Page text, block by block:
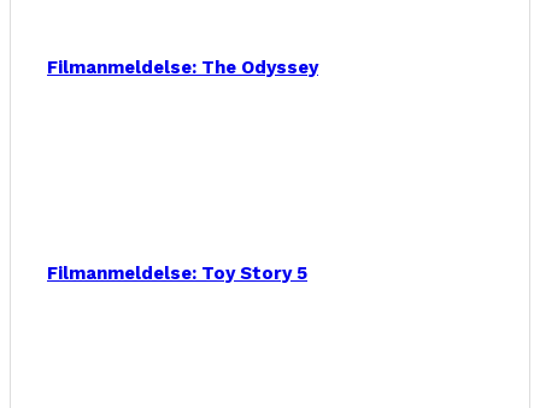
Filmanmeldelse: The Odyssey
Filmanmeldelse: Toy Story 5